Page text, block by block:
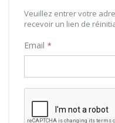
Veuillez entrer votre
recevoir un lien de
Email